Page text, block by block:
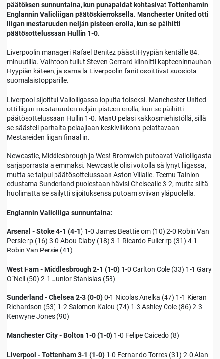
päätöksen sunnuntaina, kun punapaidat kohtasivat Tottenhamin
Englannin Valioliigan päätöskierroksella. Manchester United otti
liigan mestaruuden neljän pisteen erolla, kun se päihitti
päätösottelussaan Hullin 1-0.
Liverpoolin manageri Rafael Benitez päästi Hyypiän kentälle 84.
minuutilla. Vaihtoon tullut Steven Gerrard kiinnitti kapteeninnauhan
Hyypiän käteen, ja samalla Liverpoolin fanit osoittivat suosiota
suomalaistopparille.
Liverpool sijoittui Valioliigassa lopulta toiseksi. Manchester United
otti liigan mestaruuden neljän pisteen erolla, kun se päihitti
päätösottelussaan Hullin 1-0. ManU pelasi kakkosmiehistöllä, sillä
se säästeli parhaita pelaajiaan keskiviikkona pelattavaan
Mestareiden liigan finaaliin.
Newcastle, Middlesbrough ja West Bromwich putoavat Valioliigasta
sarjaporrasta alemmaksi. Newcastle olisi voitolla säilynyt liigassa,
mutta se taipui päätösottelussaan Aston Villalle. Teemu Tainion
edustama Sunderland puolestaan hävisi Chelsealle 3-2, mutta siitä
huolimatta se säilytti sijoituksensa putoamisviivan yläpuolella.
Englannin Valioliiga sunnuntaina:
Arsenal - Stoke 4-1 (4-1) 1-0 James Beattie om (10) 2-0 Robin Van
Persie rp (16) 3-0 Abou Diaby (18) 3-1 Ricardo Fuller rp (31) 4-1
Robin Van Persie (41)
West Ham - Middlesbrough 2-1 (1-0) 1-0 Carlton Cole (33) 1-1 Gary
O´Neil (50) 2-1 Junior Stanislas (58)
Sunderland - Chelsea 2-3 (0-0)0-1 Nicolas Anelka (47) 1-1 Kieran
Richardson (53) 1-2 Salomon Kalou (74) 1-3 Ashley Cole (86) 2-3
Kenwyne Jones (90)
Manchester City - Bolton 1-0 (1-0) 1-0 Felipe Caicedo (8)
Liverpool - Tottenham 3-1 (1-0) 1-0 Fernando Torres (31) 2-0 Alan